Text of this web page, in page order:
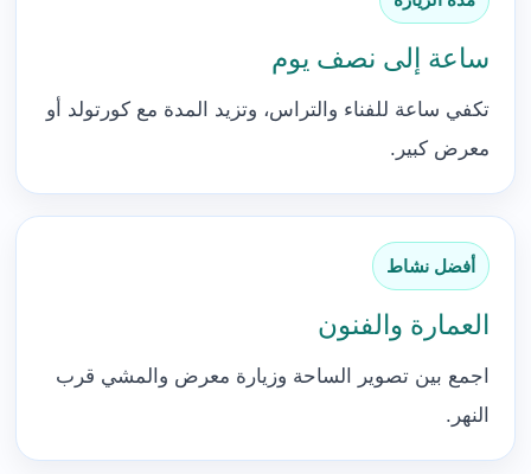
ساعة إلى نصف يوم
تكفي ساعة للفناء والتراس، وتزيد المدة مع كورتولد أو
معرض كبير.
أفضل نشاط
العمارة والفنون
اجمع بين تصوير الساحة وزيارة معرض والمشي قرب
النهر.